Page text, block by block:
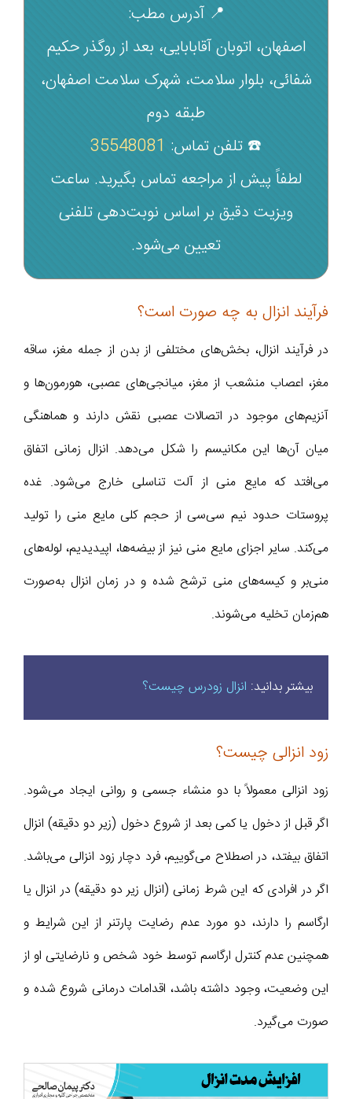
📍 آدرس مطب:
اصفهان، اتوبان آقابابایی، بعد از روگذر حکیم
شفائی، بلوار سلامت، شهرک سلامت اصفهان،
طبقه دوم
☎️ تلفن تماس: 35548081
لطفاً پیش از مراجعه تماس بگیرید. ساعت
ویزیت دقیق بر اساس نوبت‌دهی تلفنی
تعیین می‌شود.
فرآیند انزال به چه صورت است؟
در فرآیند انزال، بخش‌های مختلفی از بدن از جمله مغز، ساقه
مغز، اعصاب منشعب از مغز، میانجی‌های عصبی، هورمون‌ها و
آنزیم‌های موجود در اتصالات عصبی نقش دارند و هماهنگی
میان آن‌ها این مکانیسم را شکل می‌دهد. انزال زمانی اتفاق
می‌افتد که مایع منی از آلت تناسلی خارج می‌شود. غده
پروستات حدود نیم سی‌سی از حجم کلی مایع منی را تولید
می‌کند. سایر اجزای مایع منی نیز از بیضه‌ها، اپیدیدیم، لوله‌های
منی‌بر و کیسه‌های منی ترشح شده و در زمان انزال به‌صورت
هم‌زمان تخلیه می‌شوند.
بیشتر بدانید: انزال زودرس چیست؟
زود انزالی چیست؟
زود انزالی معمولاً با دو منشاء جسمی و روانی ایجاد می‌شود.
اگر قبل از دخول یا کمی بعد از شروع دخول (زیر دو دقیقه) انزال
اتفاق بیفتد، در اصطلاح می‌گوییم، فرد دچار زود انزالی می‌باشد.
اگر در افرادی که این شرط زمانی (انزال زیر دو دقیقه) در انزال یا
ارگاسم را دارند، دو مورد عدم رضایت پارتنر از این شرایط و
همچنین عدم کنترل ارگاسم توسط خود شخص و نارضایتی او از
این وضعیت، وجود داشته باشد، اقدامات درمانی شروع شده و
صورت می‌گیرد.